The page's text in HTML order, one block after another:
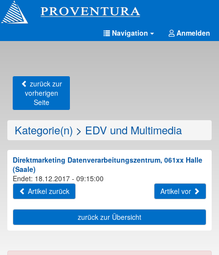
Navigation Anmelden
zurück zur
vorherigen
Seite
Kategorie(n) > EDV und Multimedia
Direktmarketing Datenverarbeitungszentrum, 061xx Halle
(Saale)
Endet: 18.12.2017 - 09:15:00
Artikel zurück
Artikel vor
zurück zur Übersicht